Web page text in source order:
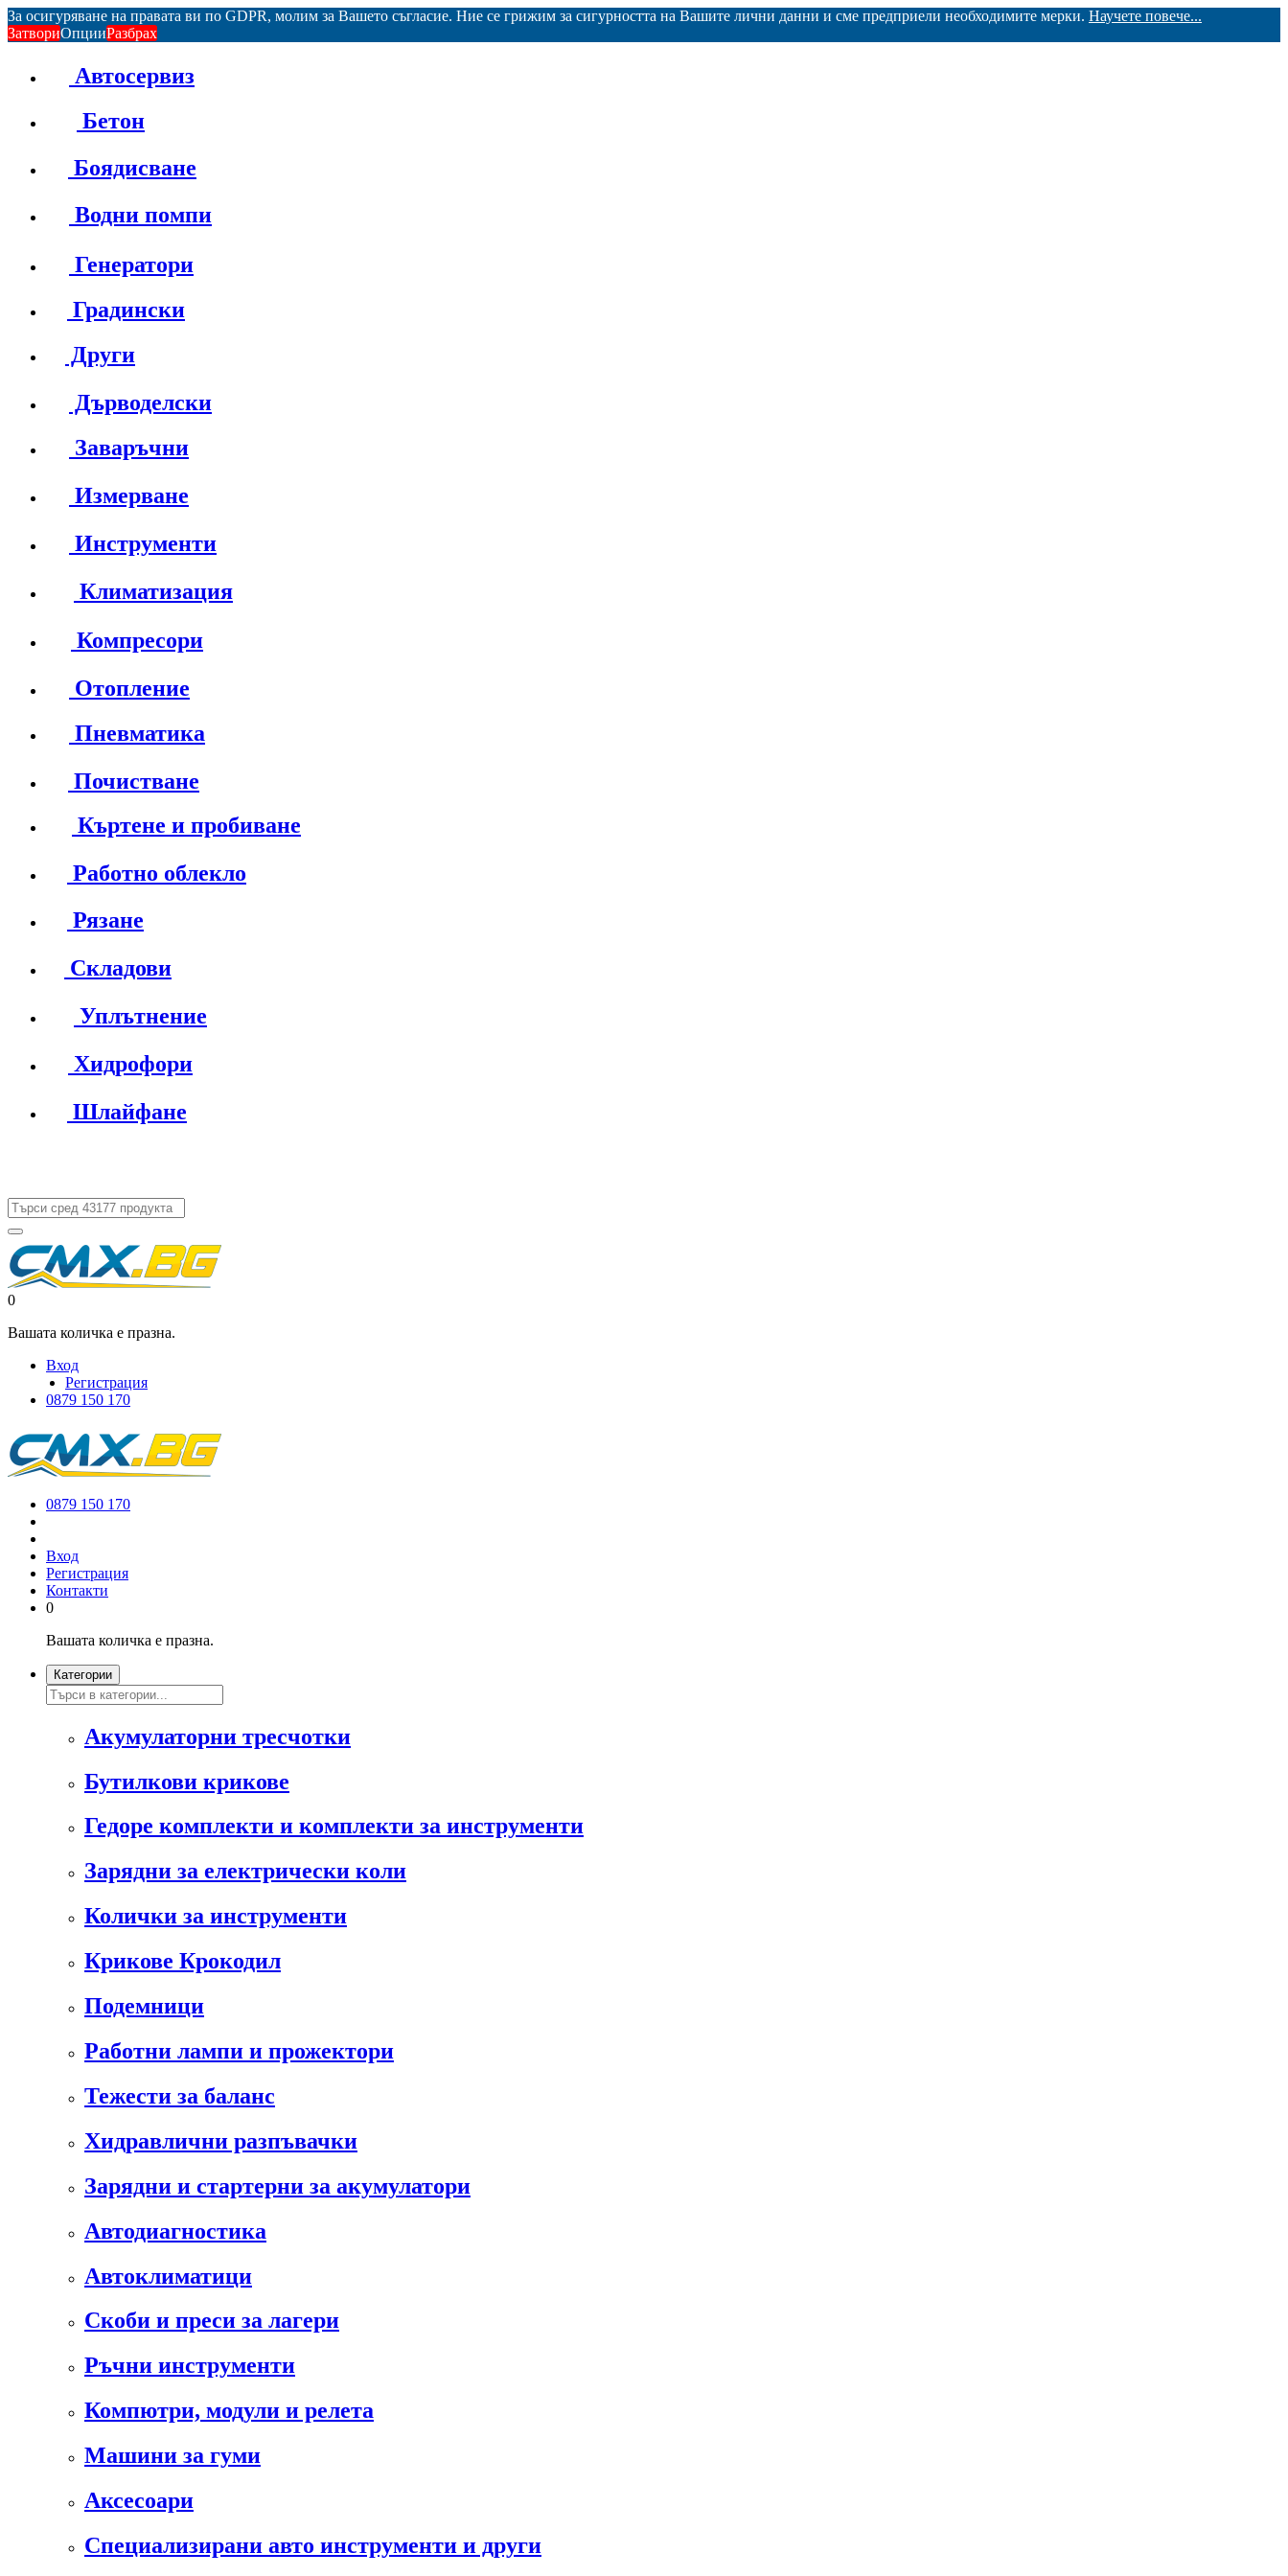
За осигуряване на правата ви по GDPR, молим за Вашето съгласие. Ние се грижим за сигурността на Вашите лични данни и сме предприели необходимите мерки. Научете повече...
ЗатвориОпцииРазбрах
Автосервиз
Бетон
Боядисване
Водни помпи
Генератори
Градински
Други
Дърводелски
Заваръчни
Измерване
Инструменти
Климатизация
Компресори
Отопление
Пневматика
Почистване
Къртене и пробиване
Работно облекло
Рязане
Складови
Уплътнение
Хидрофори
Шлайфане
0
Вашата количка е празна.
Вход
Регистрация
0879 150 170
0879 150 170
Вход
Регистрация
Контакти
0
Вашата количка е празна.
Категории
Акумулаторни тресчотки
Бутилкови крикове
Гедоре комплекти и комплекти за инструменти
Зарядни за електрически коли
Колички за инструменти
Крикове Крокодил
Подемници
Работни лампи и прожектори
Тежести за баланс
Хидравлични разпъвачки
Зарядни и стартерни за акумулатори
Автодиагностика
Автоклиматици
Скоби и преси за лагери
Ръчни инструменти
Компютри, модули и релета
Машини за гуми
Аксесоари
Специализирани авто инструменти и други